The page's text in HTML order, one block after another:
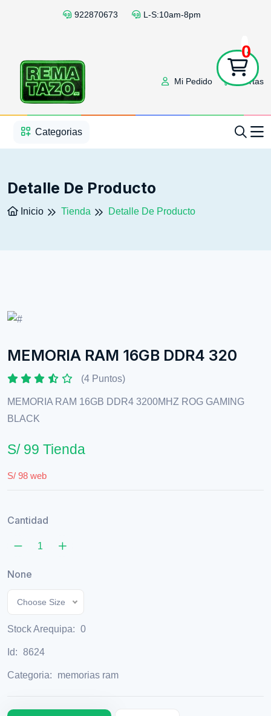
922870673 L-S:10am-8pm
Mi Pedido Ofertas
0
Categorias
Detalle De Producto
Inicio Tienda Detalle De Producto
MEMORIA RAM 16GB DDR4 320
(4 Puntos)
MEMORIA RAM 16GB DDR4 3200MHZ ROG GAMING
BLACK
S/ 99 Tienda
S/ 98 web
Cantidad
None
Choose Size
Stock Arequipa: 0
Id: 8624
Categoria: memorias ram